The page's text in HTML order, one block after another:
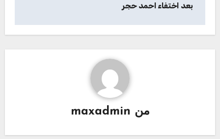
بعد اختفاء احمد حجر
من maxadmin